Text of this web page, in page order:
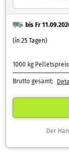
bis Fr
(in 25 Tagen)
1000 kg
Brutto gesamt:
Der